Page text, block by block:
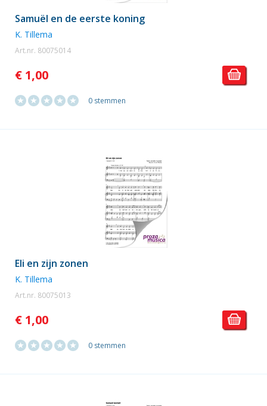
Samuël en de eerste koning
K. Tillema
Art.nr. 80075014
€ 1,00
0 stemmen
Eli en zijn zonen
K. Tillema
Art.nr. 80075013
€ 1,00
0 stemmen